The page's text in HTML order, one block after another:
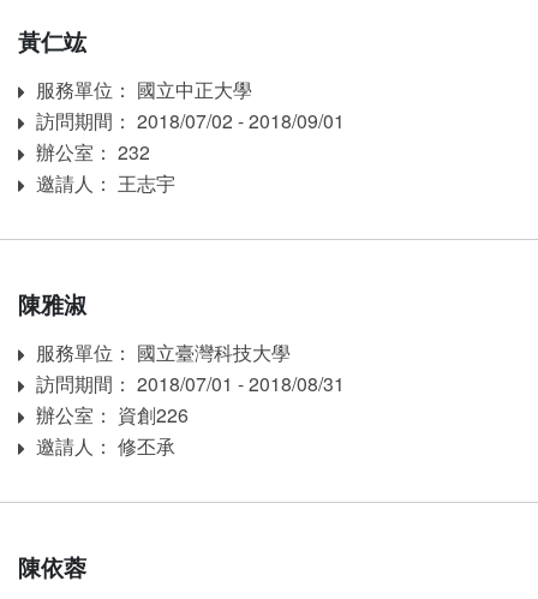
黃仁竑
Affiliation
服務單位： 國立中正大學
訪問期間：
訪問期間： 2018/07/02 - 2018/09/01
Room
辦公室： 232
Inviter
邀請人： 王志宇
陳雅淑
Affiliation
服務單位： 國立臺灣科技大學
訪問期間：
訪問期間： 2018/07/01 - 2018/08/31
Room
辦公室： 資創226
Inviter
邀請人： 修丕承
陳依蓉